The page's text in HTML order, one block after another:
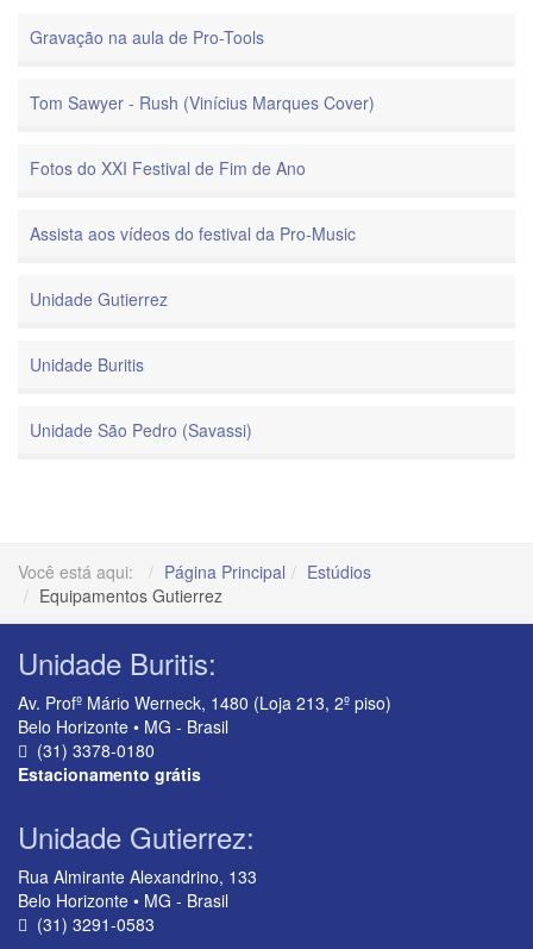
Gravação na aula de Pro-Tools
Tom Sawyer - Rush (Vinícius Marques Cover)
Fotos do XXI Festival de Fim de Ano
Assista aos vídeos do festival da Pro-Music
Unidade Gutierrez
Unidade Buritis
Unidade São Pedro (Savassi)
Você está aqui: Página Principal
Estúdios
Equipamentos Gutierrez
Unidade Buritis:
Av. Profº Mário Werneck, 1480 (Loja 213, 2º piso)
Belo Horizonte • MG - Brasil
(31) 3378-0180
Estacionamento grátis
Unidade Gutierrez:
Rua Almirante Alexandrino, 133
Belo Horizonte • MG - Brasil
(31) 3291-0583